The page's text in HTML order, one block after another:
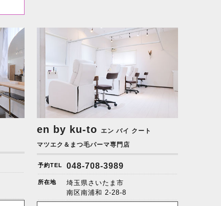
en by ku-to
エン バイ クート
マツエク＆まつ毛パーマ専門店
予約TEL 048-708-3989
所在地
埼玉県さいたま市
南区南浦和 2-28-8